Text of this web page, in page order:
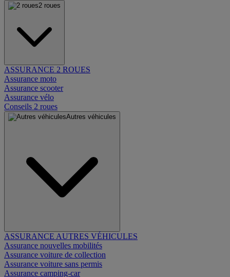
2 roues
ASSURANCE 2 ROUES
Assurance moto
Assurance scooter
Assurance vélo
Conseils 2 roues
Autres véhicules
ASSURANCE AUTRES VÉHICULES
Assurance nouvelles mobilités
Assurance voiture de collection
Assurance voiture sans permis
Assurance camping-car